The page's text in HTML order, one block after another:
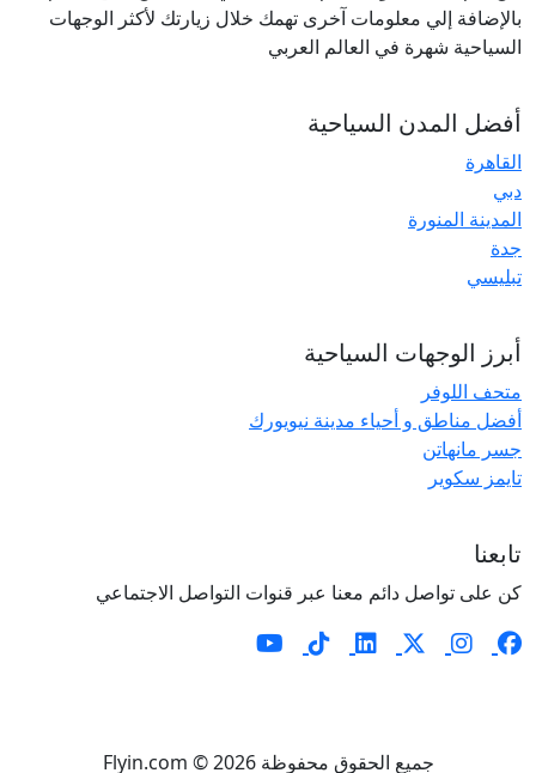
بالإضافة إلي معلومات آخرى تهمك خلال زيارتك لأكثر الوجهات
السياحية شهرة في العالم العربي
أفضل المدن السياحية
القاهرة
دبي
المدينة المنورة
جدة
تبليسي
أبرز الوجهات السياحية
متحف اللوفر
أفضل مناطق و أحياء مدينة نيويورك
جسر مانهاتن
تايمز سكوير
تابعنا
كن على تواصل دائم معنا عبر قنوات التواصل الاجتماعي
جميع الحقوق محفوظة Flyin.com © 2026